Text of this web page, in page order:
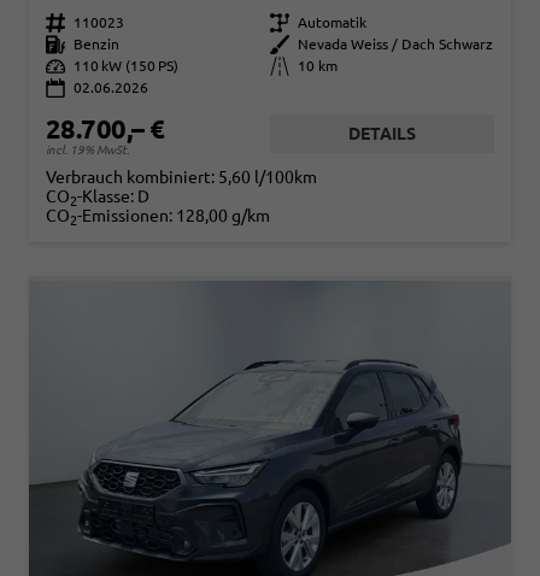
Fahrzeugnr. 110023 Getriebe Automatik
Kraftstoff
Benzin Außenfarbe
Nevada Weiss / Dach Schwarz
Leistung
110 kW (150 PS) Kilometerstand
10 km
02.06.2026
28.700,– €
incl. 19% MwSt.
DETAILS
Verbrauch kombiniert: 5,60 l/100km
CO2-Klasse: D
CO2-Emissionen: 128,00 g/km